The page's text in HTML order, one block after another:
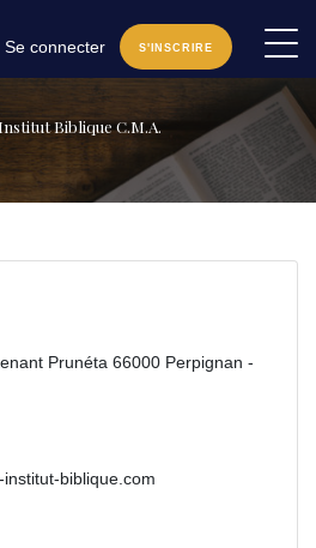
Se connecter S'INSCRIRE
Biblique C.M.A.
Prunéta 66000 Perpignan -
biblique.com